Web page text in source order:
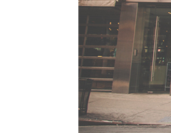
Rachel’s secret tip
영어, 어떻게 하면
해외 취업을 위한
3장. 글로벌 노마